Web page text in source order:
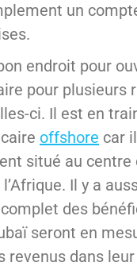
un
endroit pour
pour plusieurs
ci. Il est en
offshore car
situé au centre
l’Afrique. Il y a
des
seront en
revenus dans